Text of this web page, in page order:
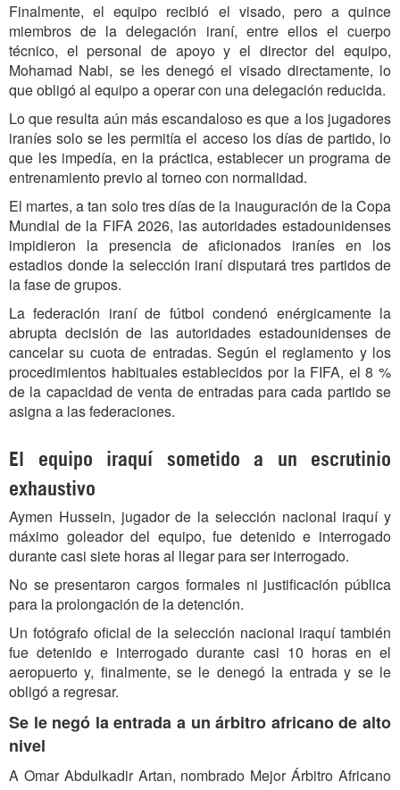
Finalmente, el equipo recibió el visado, pero a quince
miembros de la delegación iraní, entre ellos el cuerpo
técnico, el personal de apoyo y el director del equipo,
Mohamad Nabi, se les denegó el visado directamente, lo
que obligó al equipo a operar con una delegación reducida.
Lo que resulta aún más escandaloso es que a los jugadores
iraníes solo se les permitía el acceso los días de partido, lo
que les impedía, en la práctica, establecer un programa de
entrenamiento previo al torneo con normalidad.
El martes, a tan solo tres días de la inauguración de la Copa
Mundial de la FIFA 2026, las autoridades estadounidenses
impidieron la presencia de aficionados iraníes en los
estadios donde la selección iraní disputará tres partidos de
la fase de grupos.
La federación iraní de fútbol condenó enérgicamente la
abrupta decisión de las autoridades estadounidenses de
cancelar su cuota de entradas. Según el reglamento y los
procedimientos habituales establecidos por la FIFA, el 8 %
de la capacidad de venta de entradas para cada partido se
asigna a las federaciones.
El equipo iraquí sometido a un escrutinio
exhaustivo
Aymen Hussein, jugador de la selección nacional iraquí y
máximo goleador del equipo, fue detenido e interrogado
durante casi siete horas al llegar para ser interrogado.
No se presentaron cargos formales ni justificación pública
para la prolongación de la detención.
Un fotógrafo oficial de la selección nacional iraquí también
fue detenido e interrogado durante casi 10 horas en el
aeropuerto y, finalmente, se le denegó la entrada y se le
obligó a regresar.
Se le negó la entrada a un árbitro africano de alto
nivel
A Omar Abdulkadir Artan, nombrado Mejor Árbitro Africano